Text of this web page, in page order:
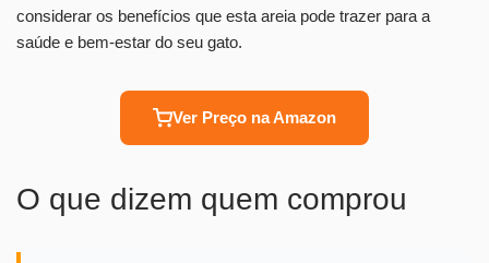
considerar os benefícios que esta areia pode trazer para a
saúde e bem-estar do seu gato.
Ver Preço na Amazon
O que dizem quem comprou